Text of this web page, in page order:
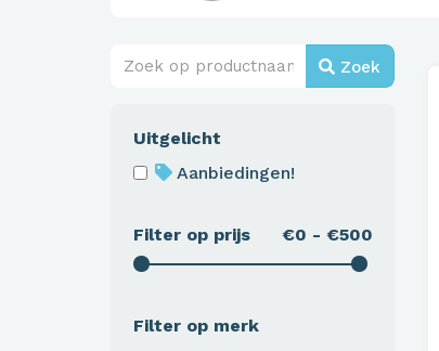
Zoek
Uitgelicht
Aanbiedingen!
€0 - €500
Filter op prijs
Filter op merk